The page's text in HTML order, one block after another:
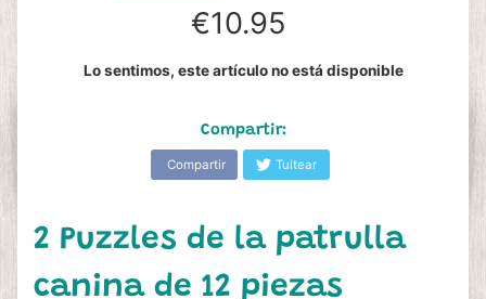
€10.95
Lo sentimos, este artículo no está disponible
Compartir:
Compartir Tuitear
2 Puzzles de la patrulla
canina de 12 piezas